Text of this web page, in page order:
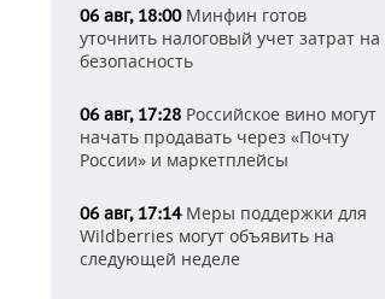
06 авг, 18:00Минфин готов
уточнить налоговый учет затрат на
безопасность
06 авг, 17:28 Российское вино могут
начать продавать через «Почту
России» и маркетплейсы
06 авг, 17:14Меры поддержки для
Wildberries могут объявить на
следующей неделе